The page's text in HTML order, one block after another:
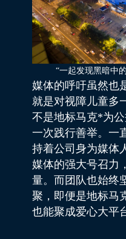
“一起发现黑暗中
媒体的呼吁虽然也
就是对视障儿童多
不是地标马克*为
一次践行善举。一
持着公司身为媒体
媒体的强大号召力
量。而团队也始终
聚，即便是地标马
也能聚成爱心大平